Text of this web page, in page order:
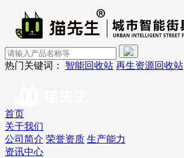
热门关键词： 智能回收站 再生资源回收站
首页
关于我们
公司简介 荣誉资质 生产能力
资讯中心